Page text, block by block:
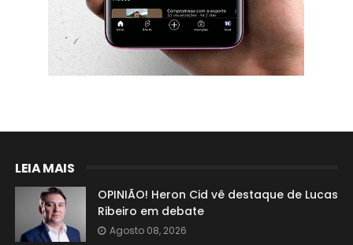
LEIA MAIS
OPINIÃO! Heron Cid vê destaque de Lucas
Ribeiro em debate
Agosto 08, 2026